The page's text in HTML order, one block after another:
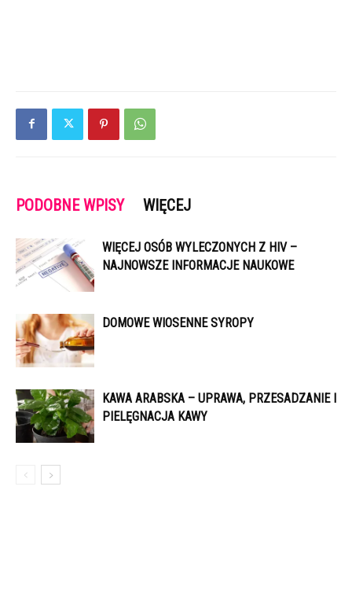
PODOBNE WPISY WIĘCEJ
WIĘCEJ OSÓB WYLECZONYCH Z HIV –
NAJNOWSZE INFORMACJE NAUKOWE
DOMOWE WIOSENNE SYROPY
KAWA ARABSKA – UPRAWA, PRZESADZANIE I
PIELĘGNACJA KAWY